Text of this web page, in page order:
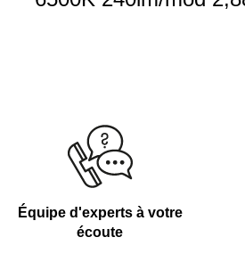
Équipe d'experts à votre
écoute